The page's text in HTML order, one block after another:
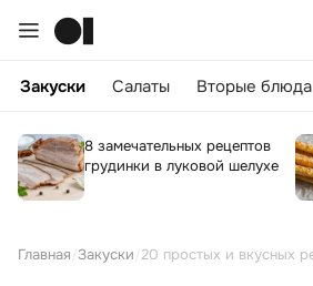
Закуски Салаты Вторые блюда
8 замечательных рецептов
грудинки в луковой шелухе
Главная Закуски